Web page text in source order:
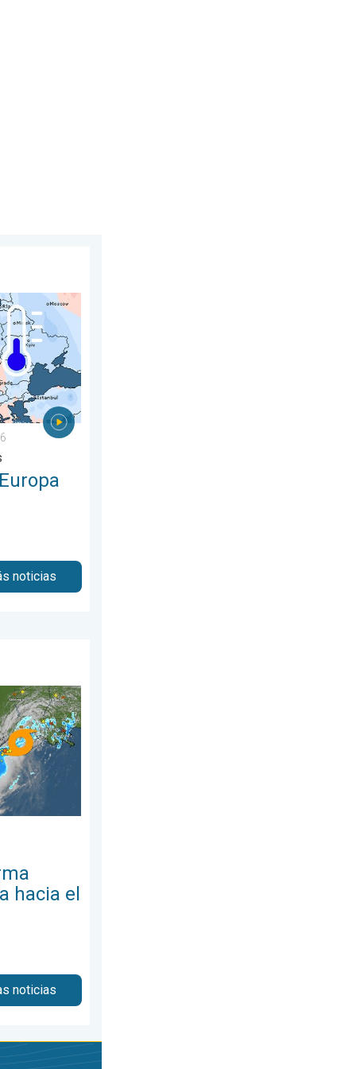
de 2026meteorológicos. . . miércoles, 5 de agosto de 2026
noticias
agosto de 2026
avanza hacia el oeste. ¿A quién afectará?. . . jueves, 23
hacia el
noticias